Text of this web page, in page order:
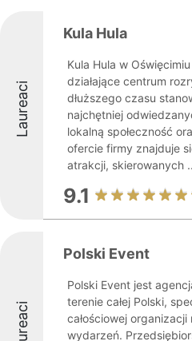
Laureaci
Kula Hula
Kula Hula w
działające centrum
dłuższego czasu
najchętniej
lokalną społeczność
ofercie firmy znajduje
atrakcji, skierowanych
9.1
Laureaci
Polski Event
Polski Event jest
terenie całej Polski,
całościowej
wydarzeń.